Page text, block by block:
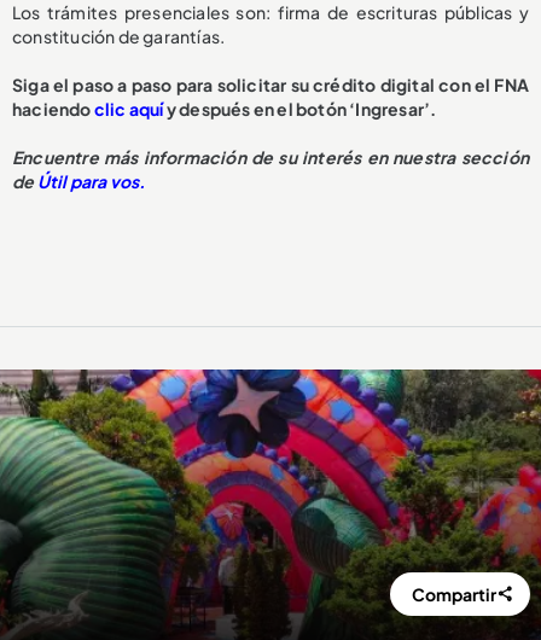
Los trámites presenciales son: firma de escrituras públicas y
constitución de garantías.
Siga el paso a paso para solicitar su crédito digital con el FNA
haciendoclic aquíy después en el botón ‘Ingresar’.
Encuentre más información de su interés en nuestra sección
deÚtil para vos.
Compartir